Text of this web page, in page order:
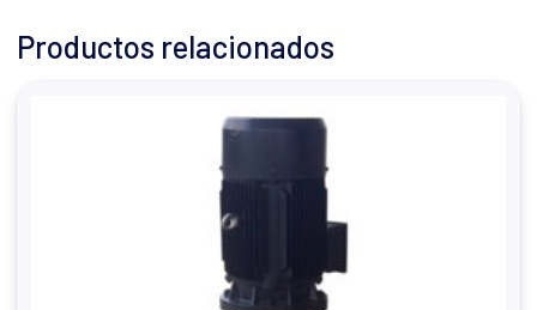
Productos relacionados